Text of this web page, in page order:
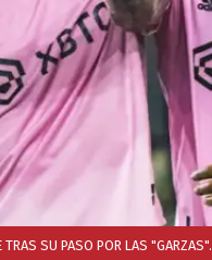
TRAS SU PASO POR LAS "GARZAS".